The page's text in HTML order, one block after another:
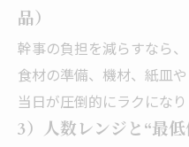
品）
幹事の負担を減らすなら、
食材の準備、機材、紙皿
当日が圧倒的にラクになり
3）人数レンジと“最